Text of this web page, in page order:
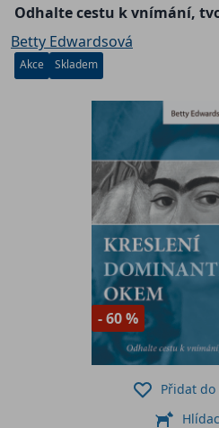
Odhalte cestu k vnímání,
Betty Edwardsová
Akce Skladem
- 60 %
Přidat